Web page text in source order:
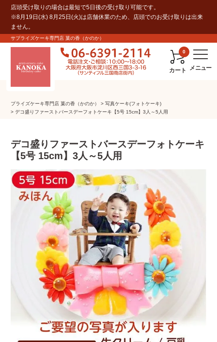
店頭受け取りの場合は最短で5日後の受け取り可能です。
※8月19日(水) 8月25日(火)は店舗休業のため、店頭でのお受け取りは出来
ません。
サプライズケーキ専門店 菓の香（かのか）
0
カート
プライズケーキ専⾨店 菓の⾹（かのか）
写真ケーキ(フォトケーキ)
デコ盛りファーストバースデーフォトケーキ【5号 15cm】3人～5人用
デコ盛りファーストバースデーフォトケーキ
【5号 15cm】3人～5人用